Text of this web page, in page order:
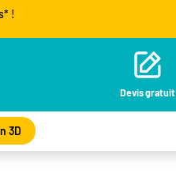
!
Devis gratuit
3D